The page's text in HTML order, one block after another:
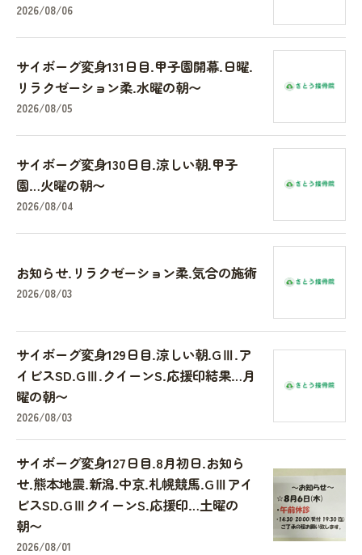
2026/08/06
サイボーグ変身131日目.甲子園開幕.日曜.
リラクゼーション柔.水曜の朝〜
2026/08/05
サイボーグ変身130日目.涼しい朝.甲子
園…火曜の朝〜
2026/08/04
お知らせ.リラクゼーション柔.気合の施術
2026/08/03
サイボーグ変身129日目.涼しい朝.GⅢ.ア
イビスSD.GⅢ.クイーンS.応援印結果…月
曜の朝〜
2026/08/03
サイボーグ変身127日目.8月初日.お知ら
せ.熊本地震.新潟.中京.札幌競馬.GⅢアイ
ビスSD.GⅢクイーンS.応援印…土曜の
朝〜
2026/08/01